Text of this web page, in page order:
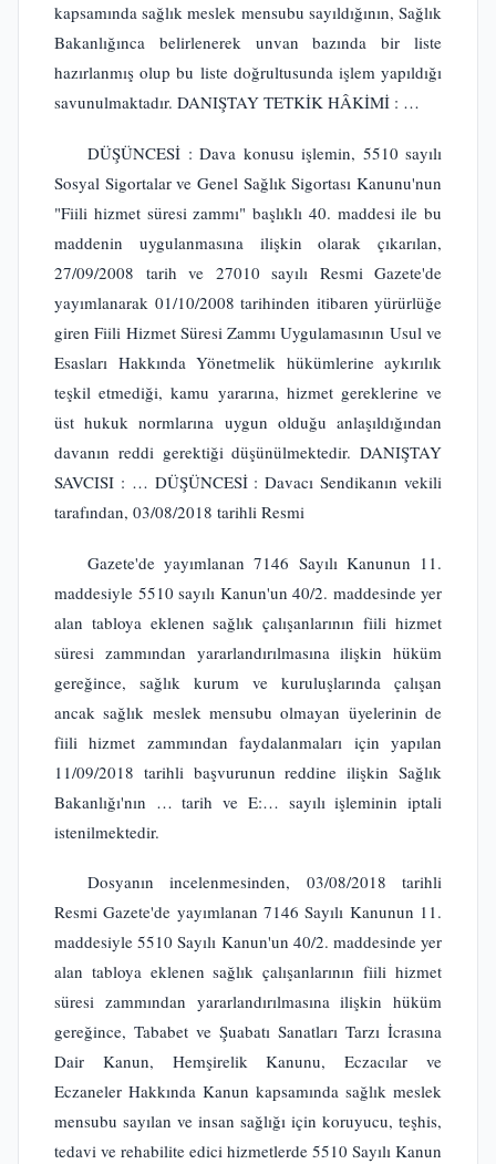
kapsamında sağlık meslek mensubu sayıldığının, Sağlık
Bakanlığınca belirlenerek unvan bazında bir liste
hazırlanmış olup bu liste doğrultusunda işlem yapıldığı
savunulmaktadır. DANIŞTAY TETKİK HÂKİMİ : …
DÜŞÜNCESİ : Dava konusu işlemin, 5510 sayılı
Sosyal Sigortalar ve Genel Sağlık Sigortası Kanunu'nun
"Fiili hizmet süresi zammı" başlıklı 40. maddesi ile bu
maddenin uygulanmasına ilişkin olarak çıkarılan,
27/09/2008 tarih ve 27010 sayılı Resmi Gazete'de
yayımlanarak 01/10/2008 tarihinden itibaren yürürlüğe
giren Fiili Hizmet Süresi Zammı Uygulamasının Usul ve
Esasları Hakkında Yönetmelik hükümlerine aykırılık
teşkil etmediği, kamu yararına, hizmet gereklerine ve
üst hukuk normlarına uygun olduğu anlaşıldığından
davanın reddi gerektiği düşünülmektedir. DANIŞTAY
SAVCISI : … DÜŞÜNCESİ : Davacı Sendikanın vekili
tarafından, 03/08/2018 tarihli Resmi
Gazete'de yayımlanan 7146 Sayılı Kanunun 11.
maddesiyle 5510 sayılı Kanun'un 40/2. maddesinde yer
alan tabloya eklenen sağlık çalışanlarının fiili hizmet
süresi zammından yararlandırılmasına ilişkin hüküm
gereğince, sağlık kurum ve kuruluşlarında çalışan
ancak sağlık meslek mensubu olmayan üyelerinin de
fiili hizmet zammından faydalanmaları için yapılan
11/09/2018 tarihli başvurunun reddine ilişkin Sağlık
Bakanlığı'nın … tarih ve E:… sayılı işleminin iptali
istenilmektedir.
Dosyanın incelenmesinden, 03/08/2018 tarihli
Resmi Gazete'de yayımlanan 7146 Sayılı Kanunun 11.
maddesiyle 5510 Sayılı Kanun'un 40/2. maddesinde yer
alan tabloya eklenen sağlık çalışanlarının fiili hizmet
süresi zammından yararlandırılmasına ilişkin hüküm
gereğince, Tababet ve Şuabatı Sanatları Tarzı İcrasına
Dair Kanun, Hemşirelik Kanunu, Eczacılar ve
Eczaneler Hakkında Kanun kapsamında sağlık meslek
mensubu sayılan ve insan sağlığı için koruyucu, teşhis,
tedavi ve rehabilite edici hizmetlerde 5510 Sayılı Kanun